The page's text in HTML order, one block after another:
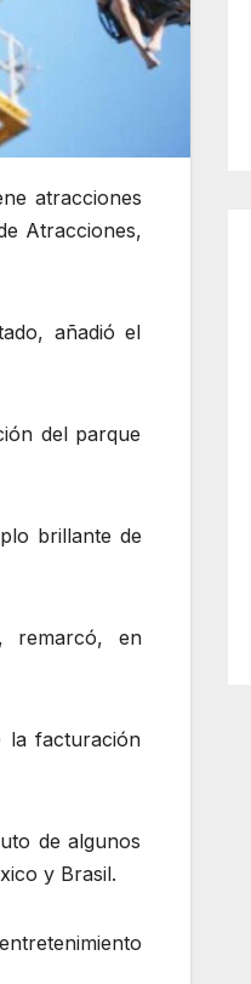
atracciones
Atracciones,
añadió el
del parque
brillante de
remarcó, en
la facturación
de algunos
y Brasil.